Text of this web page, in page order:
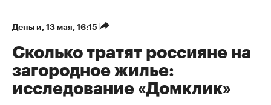
Деньги⁠, 13 мая, 16:15
Сколько тратят россияне на
загородное жилье:
исследование «Домклик»